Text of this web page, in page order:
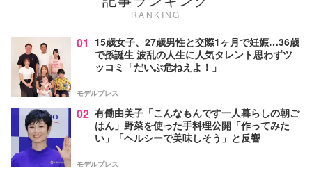
RANKING
01 15歳女子、27歳男性と交際1ヶ月で妊娠…36歳
で孫誕生 波乱の人生に人気タレント思わずツ
ッコミ「だいぶ危ねえよ！」
モデルプレス
02 有働由美子「こんなもんです一人暮らしの朝ご
はん」野菜を使った手料理公開「作ってみた
い」「ヘルシーで美味しそう」と反響
モデルプレス